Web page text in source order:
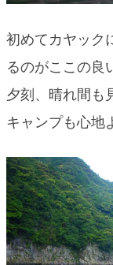
初めてカヤック
るのがここの良
夕刻、晴れ間も
キャンプも心地